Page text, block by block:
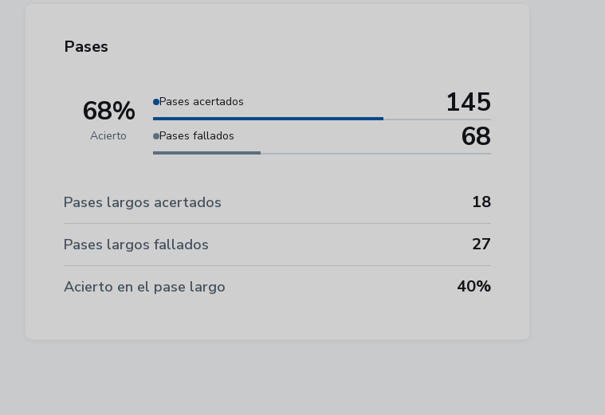
Pases
68%
Acierto
Pases acertados 145
Pases fallados 68
Pases largos acertados 18
Pases largos fallados 27
Acierto en el pase largo 40%